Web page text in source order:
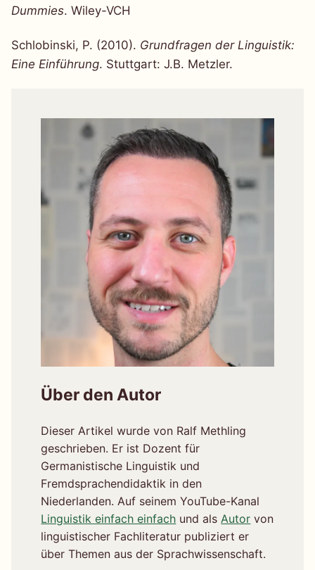
Dummies. Wiley-VCH
Schlobinski, P. (2010). Grundfragen der Linguistik:
Eine Einführung. Stuttgart: J.B. Metzler.
Über den Autor
Dieser Artikel wurde von Ralf Methling
geschrieben. Er ist Dozent für
Germanistische Linguistik und
Fremdsprachendidaktik in den
Niederlanden. Auf seinem YouTube-Kanal
Linguistik einfach einfach und als Autor von
linguistischer Fachliteratur publiziert er
über Themen aus der Sprachwissenschaft.